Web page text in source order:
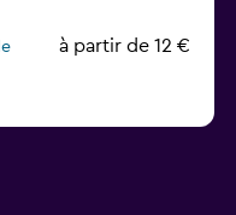
à partir de 12 €